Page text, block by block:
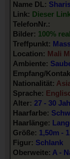
Name DL:
Link: Dieser
TelefonNr.:
Bilder: 100%
Treffpunkt:
Location: Mali
Ambiente:
Empfang/
Nationalität:
Sprache:
Alter: 27 - 30
Haarfarbe:
Haarlänge:
Größe: 1,50m -
Figur: Schlank
Oberweite: A -